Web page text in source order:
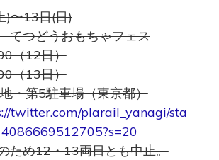
)〜13日(日)
つどうおもちゃフェス
（12日）
（13日）
・第5駐車場（東京都）
twitter.com/plarail_yanagi/sta
ため12・13両日とも中止。